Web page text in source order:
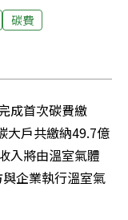
碳費
成首次碳費繳
大戶共繳納49.7億
入將由溫室氣體
企業執行溫室氣